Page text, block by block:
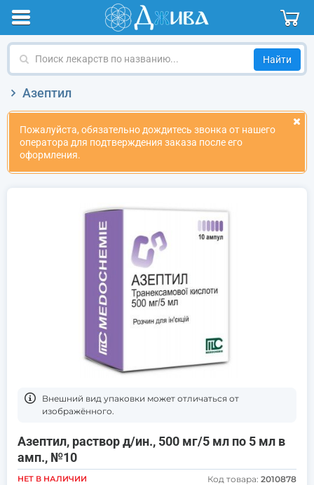
Поиск
названию
Азептил
Пожалуйста, обязательно дождитесь звонка от нашего
оператора для подтверждения заказа после его
оформления.
Bнешний вид упаковки может отличаться от
изображённого.
Азептил, раствор д/ин., 500 мг/5 мл по 5 мл в
амп., №10
НЕТ В НАЛИЧИИ Код товара: 2010878